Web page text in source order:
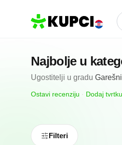
Najbolje u
Ugostitelji u gradu
Ostavi recenziju · Dodaj tvrtku
Filteri